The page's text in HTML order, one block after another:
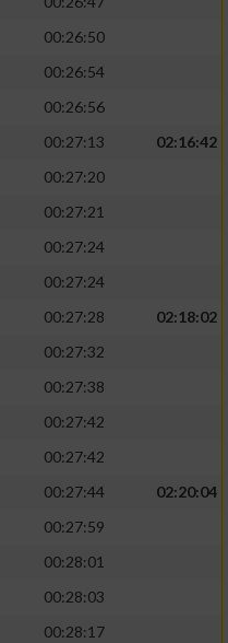
00:26:50
00:26:54
00:26:56
00:27:13
02:16:42
00:27:20
00:27:21
00:27:24
00:27:24
00:27:28
02:18:02
00:27:32
00:27:38
00:27:42
00:27:42
00:27:44
02:20:04
00:27:59
00:28:01
00:28:03
00:28:17